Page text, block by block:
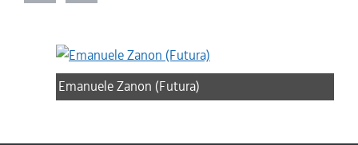
Emanuele Zanon (Futura)